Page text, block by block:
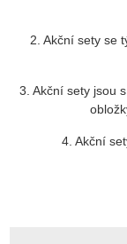
2. Akční sety se
3. Akční sety jsou
4. Akční